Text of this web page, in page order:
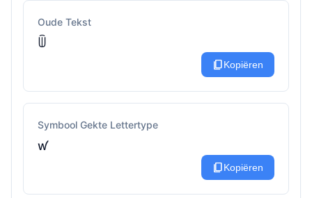
Oude Tekst
ꅏ
content_copyKopiëren
Symbool Gekte Lettertype
ꛃ
content_copyKopiëren